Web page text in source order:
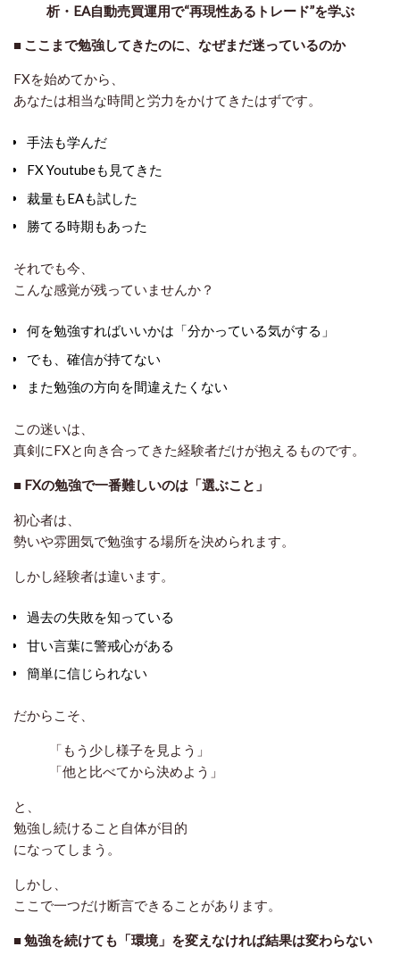
析・EA自動売買運用で“再現性あるトレード”を学ぶ
■ ここまで勉強してきたのに、なぜまだ迷っているのか
FXを始めてから、
あなたは相当な時間と労力をかけてきたはずです。
手法も学んだ
FX Youtubeも見てきた
裁量もEAも試した
勝てる時期もあった
それでも今、
こんな感覚が残っていませんか？
何を勉強すればいいかは「分かっている気がする」
でも、確信が持てない
また勉強の方向を間違えたくない
この迷いは、
真剣にFXと向き合ってきた経験者だけが抱えるものです。
■ FXの勉強で一番難しいのは「選ぶこと」
初心者は、
勢いや雰囲気で勉強する場所を決められます。
しかし経験者は違います。
過去の失敗を知っている
甘い言葉に警戒心がある
簡単に信じられない
だからこそ、
「もう少し様子を見よう」
「他と比べてから決めよう」
と、
勉強し続けること自体が目的
になってしまう。
しかし、
ここで一つだけ断言できることがあります。
■勉強を続けても「環境」を変えなければ結果は変わらない